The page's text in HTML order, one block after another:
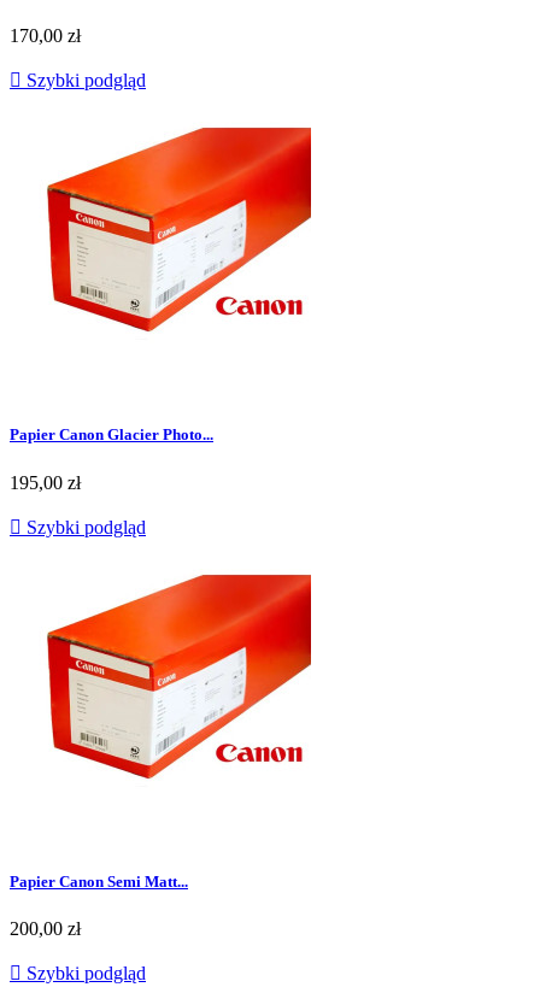
170,00 zł
 Szybki podgląd
Papier Canon Glacier Photo...
195,00 zł
 Szybki podgląd
Papier Canon Semi Matt...
200,00 zł
 Szybki podgląd